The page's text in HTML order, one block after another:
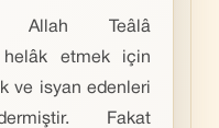
Allah Teâlâ
helâk etmek için
ve isyan edenleri
Fakat